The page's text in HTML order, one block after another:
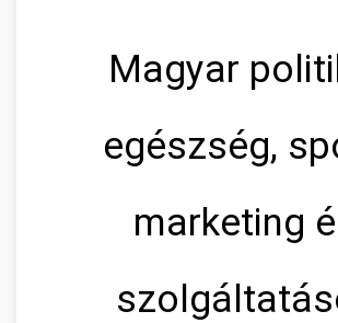
Magyar
egészség,
marketing